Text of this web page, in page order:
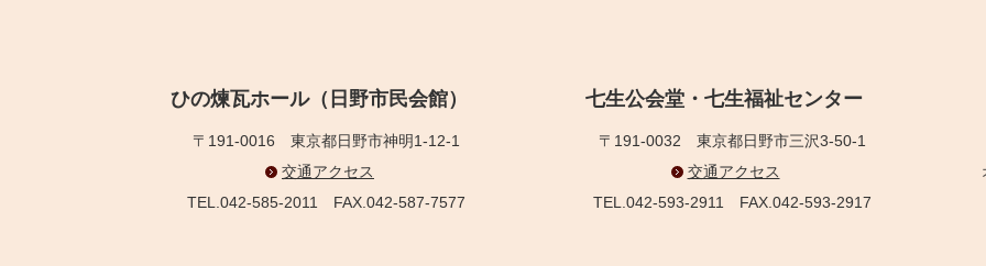
ひの煉瓦ホール（日野市民会館）
〒191-0016 東京都日野市神明1-12-1
交通アクセス
TEL.042-585-2011 FAX.042-587-7577
七生公会堂・七生福祉センター
〒191-0032 東京都日野市三沢3-50-1
交通アクセス
TEL.042-593-2911 FAX.042-593-2917